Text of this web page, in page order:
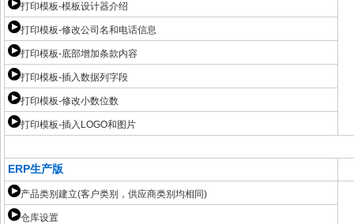
打印模板-模板设计器介绍
打印模板-修改公司名和电话信息
打印模板-底部增加条款内容
打印模板-插入数据列字段
打印模板-修改小数位数
打印模板-插入LOGO和图片
ERP生产版
产品类别建立(客户类别，供应商类别均相同)
仓库设置